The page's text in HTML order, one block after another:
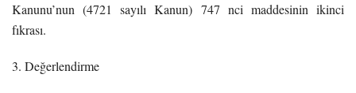
Kanunu’nun (4721 sayılı Kanun) 747 nci maddesinin ikinci
fıkrası.
3. Değerlendirme